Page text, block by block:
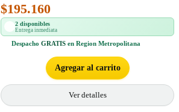
$195.160
2 disponibles
Entrega inmediata
Despacho GRATIS en Region Metropolitana
Agregar al carrito
Ver detalles